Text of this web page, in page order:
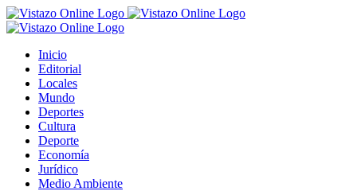
Saltar
al
Inicio
Editorial
Locales
Mundo
Deportes
Cultura
Deporte
Economía
Jurídico
Medio Ambiente